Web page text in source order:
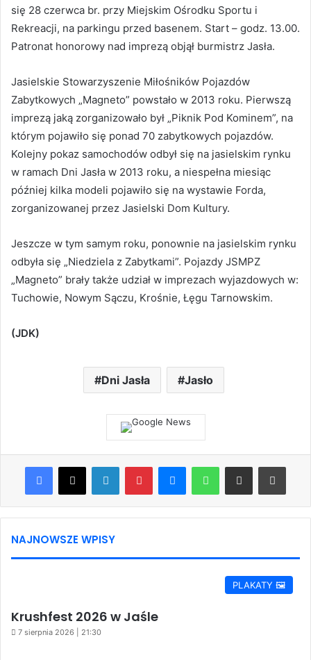
się 28 czerwca br. przy Miejskim Ośrodku Sportu i
Rekreacji, na parkingu przed basenem. Start – godz. 13.00.
Patronat honorowy nad imprezą objął burmistrz Jasła.
Jasielskie Stowarzyszenie Miłośników Pojazdów
Zabytkowych „Magneto” powstało w 2013 roku. Pierwszą
imprezą jaką zorganizowało był „Piknik Pod Kominem”, na
którym pojawiło się ponad 70 zabytkowych pojazdów.
Kolejny pokaz samochodów odbył się na jasielskim rynku
w ramach Dni Jasła w 2013 roku, a niespełna miesiąc
później kilka modeli pojawiło się na wystawie Forda,
zorganizowanej przez Jasielski Dom Kultury.
Jeszcze w tym samym roku, ponownie na jasielskim rynku
odbyła się „Niedziela z Zabytkami”. Pojazdy JSMPZ
„Magneto” brały także udział w imprezach wyjazdowych w:
Tuchowie, Nowym Sączu, Krośnie, Łęgu Tarnowskim.
(JDK)
Dni Jasła Jasło
Facebook
X LinkedInPinterestMessengerWhatsAppShare via Email Print
NAJNOWSZE WPISY
PLAKATY 🖼️
Krushfest 2026 w Jaśle
7 sierpnia 2026 | 21:30